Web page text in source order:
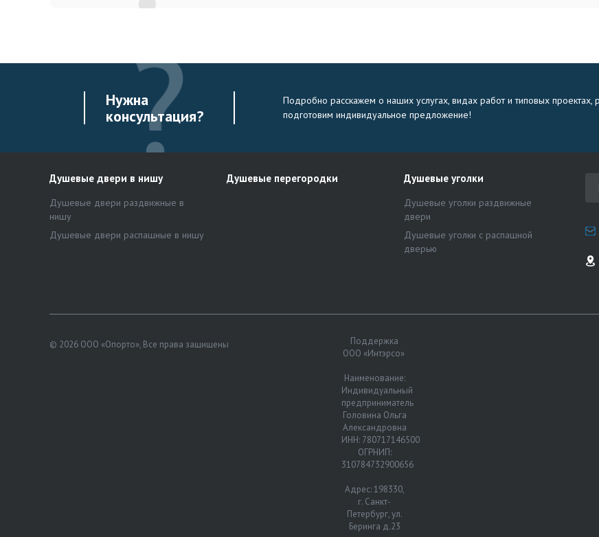
Нужна
консультация?
Подробно расскажем о наших услугах, видах работ и типовых проектах,
подготовим индивидуальное предложение!
Душевые двери в нишу
Душевые двери раздвижные в
нишу
Душевые двери распашные в нишу
Душевые перегородки Душевые уголки
Душевые уголки раздвижные
двери
Душевые уголки с распашной
дверью
© 2026 ООО «Опорто», Все права защищены
Поддержка
ООО «Интэрсо»
Наименование:
Индивидуальный
предприниматель
Головина Ольга
Александровна
ИНН: 780717146500
ОГРНИП:
310784732900656
Адрес: 198330,
г. Санкт-
Петербург, ул.
Беринга д.23